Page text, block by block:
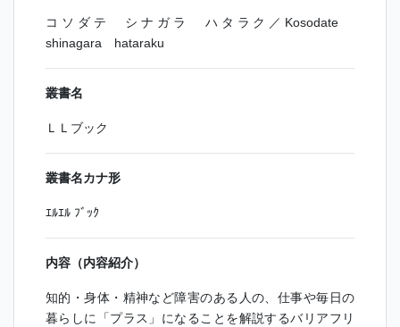
コソダテ シナガラ ハタラク／Kosodate
shinagara hataraku
叢書名
ＬＬブック
叢書名カナ形
ｴﾙｴﾙ ﾌﾞｯｸ
内容（内容紹介）
知的・身体・精神など障害のある人の、仕事や毎日の
暮らしに「プラス」になることを解説するバリアフリ